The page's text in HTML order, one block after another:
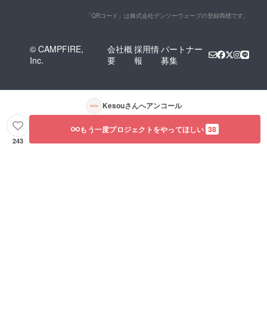
「QRコード」は株式会社デンソーウェーブの登録商標です。
© CAMPFIRE,
Inc.
会社概
要
採用情
報
パートナー
募集
Kesouさんへアンコール
243
もう一度プロジェクトをやってほしい 38